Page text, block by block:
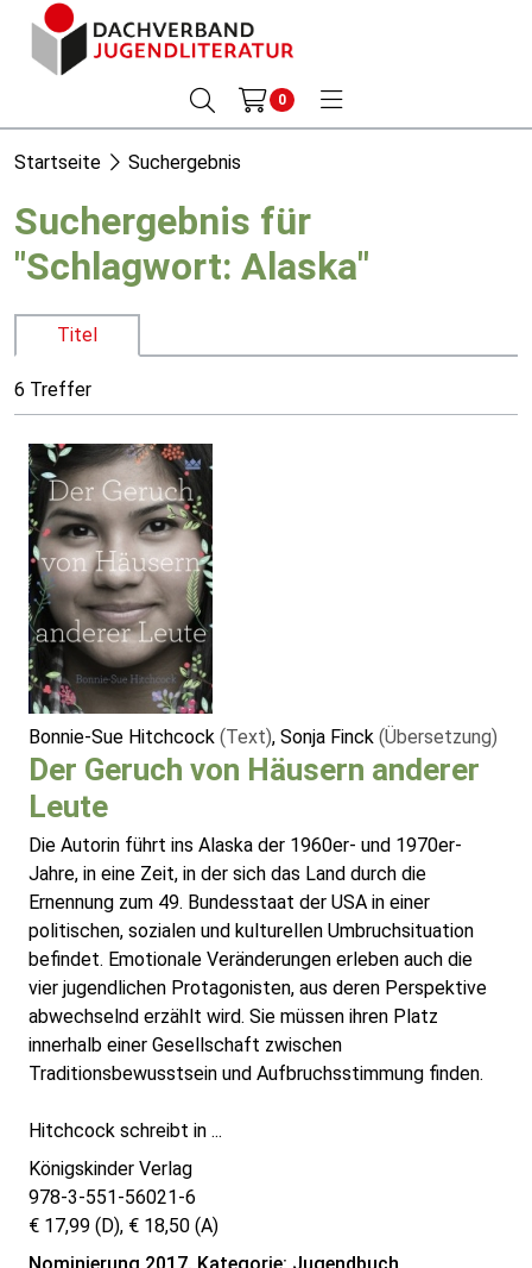
0
Startseite Suchergebnis
Suchergebnis für
"Schlagwort: Alaska"
Titel
6 Treffer
Bonnie-Sue Hitchcock (Text), Sonja Finck (Übersetzung)
Der Geruch von Häusern anderer
Leute
Die Autorin führt ins Alaska der 1960er- und 1970er-
Jahre, in eine Zeit, in der sich das Land durch die
Ernennung zum 49. Bundesstaat der USA in einer
politischen, sozialen und kulturellen Umbruchsituation
befindet. Emotionale Veränderungen erleben auch die
vier jugendlichen Protagonisten, aus deren Perspektive
abwechselnd erzählt wird. Sie müssen ihren Platz
innerhalb einer Gesellschaft zwischen
Traditionsbewusstsein und Aufbruchsstimmung finden.
Hitchcock schreibt in ...
Königskinder Verlag
978-3-551-56021-6
€ 17,99 (D), € 18,50 (A)